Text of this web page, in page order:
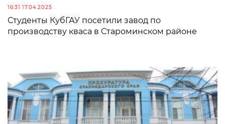
16:31 17.04.2025
Студенты КубГАУ посетили завод по
производству кваса в Староминском районе